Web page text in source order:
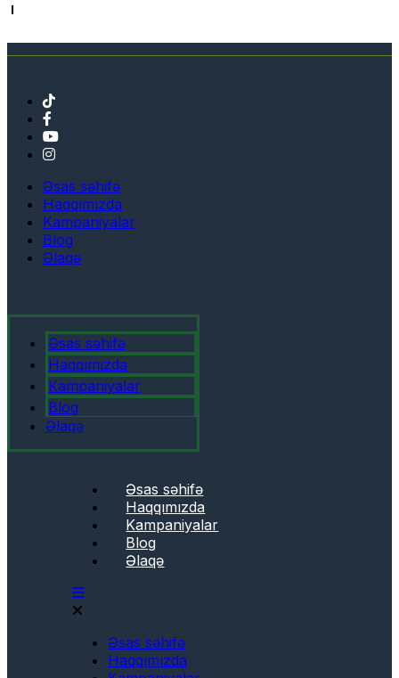
Əsas səhifə
Haqqımızda
Kampaniyalar
Blog
Əlaqə
Əsas səhifə
Haqqımızda
Kampaniyalar
Blog
Əlaqə
Əsas səhifə
Haqqımızda
Kampaniyalar
Blog
Əlaqə
Əsas səhifə
Haqqımızda